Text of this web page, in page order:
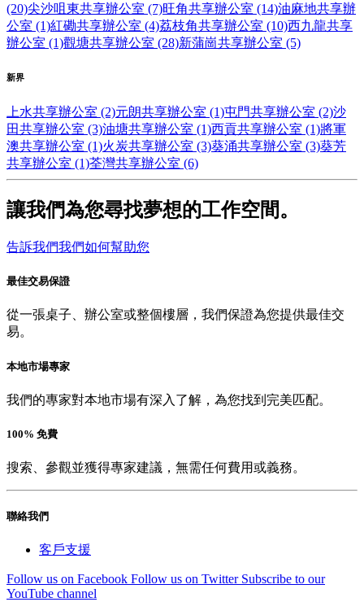
(20)尖沙咀東共享辦公室 (7)旺角共享辦公室 (14)油麻地共享辦
公室 (1)紅磡共享辦公室 (4)荔枝角共享辦公室 (10)西九龍共享
辦公室 (1)觀塘共享辦公室 (28)新蒲崗共享辦公室 (5)
新界
上水共享辦公室 (2)元朗共享辦公室 (1)屯門共享辦公室 (2)沙
田共享辦公室 (3)油塘共享辦公室 (1)西貢共享辦公室 (1)將軍
澳共享辦公室 (1)火炭共享辦公室 (3)葵涌共享辦公室 (3)葵芳
共享辦公室 (1)荃灣共享辦公室 (6)
讓我們為您尋找夢想的工作空間。
告訴我們我們如何幫助您
最佳交易保證
從一張桌子、辦公室或整個樓層，我們保證為您提供最佳交
易。
本地市場專家
我們的專家對本地市場有深入了解，為您找到完美匹配。
100% 免費
搜索、參觀並獲得專家建議，無需任何費用或義務。
聯絡我們
客戶支援
Follow us on Facebook Follow us on Twitter Subscribe to our
YouTube channel